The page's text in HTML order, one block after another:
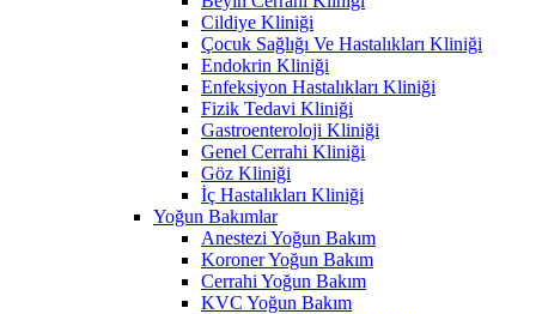
Cildiye Kliniği
Çocuk Sağlığı Ve Hastalıkları Kliniği
Endokrin Kliniği
Enfeksiyon Hastalıkları Kliniği
Fizik Tedavi Kliniği
Gastroenteroloji Kliniği
Genel Cerrahi Kliniği
Göz Kliniği
İç Hastalıkları Kliniği
Yoğun Bakımlar
Anestezi Yoğun Bakım
Koroner Yoğun Bakım
Cerrahi Yoğun Bakım
KVC Yoğun Bakım